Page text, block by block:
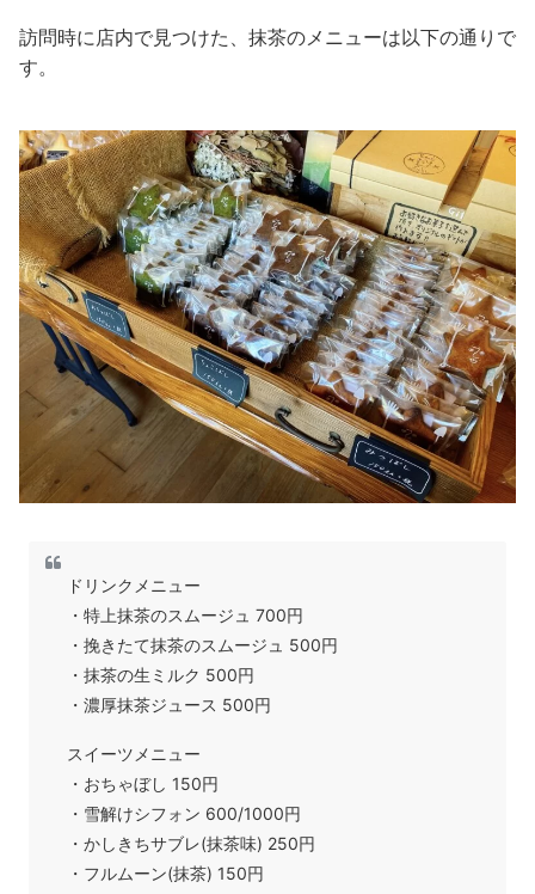
訪問時に店内で見つけた、抹茶のメニューは以下の通りで
す。
ドリンクメニュー
・特上抹茶のスムージュ 700円
・挽きたて抹茶のスムージュ 500円
・抹茶の生ミルク 500円
・濃厚抹茶ジュース 500円
スイーツメニュー
・おちゃぼし 150円
・雪解けシフォン 600/1000円
・かしきちサブレ(抹茶味) 250円
・フルムーン(抹茶) 150円